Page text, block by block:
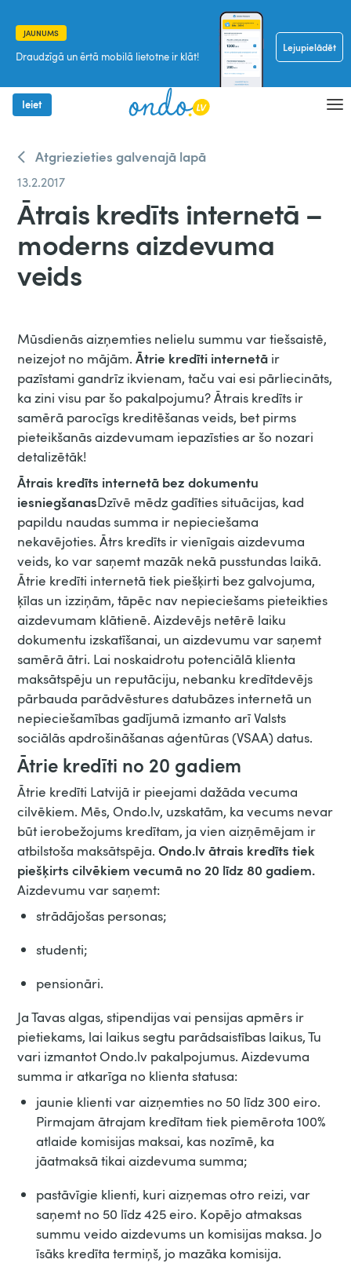
JAUNUMS
Draudzīgā un ērtā mobilā lietotne ir klāt!
Lejupielādēt
Ieiet
Atgriezieties galvenajā lapā
13.2.2017
Ātrais kredīts internetā –
moderns aizdevuma
veids
Mūsdienās aizņemties nelielu summu var tiešsaistē,
neizejot no mājām.Ātrie kredīti internetā ir
pazīstami gandrīz ikvienam, taču vai esi pārliecināts,
ka zini visu par šo pakalpojumu? Ātrais kredīts ir
samērā parocīgs kreditēšanas veids, bet pirms
pieteikšanās aizdevumam iepazīsties ar šo nozari
detalizētāk!
Ātrais kredīts internetā bez dokumentu
iesniegšanasDzīvē mēdz gadīties situācijas, kad
papildu naudas summa ir nepieciešama
nekavējoties. Ātrs kredīts ir vienīgais aizdevuma
veids, ko var saņemt mazāk nekā pusstundas laikā.
Ātrie kredīti internetā tiek piešķirti bez galvojuma,
ķīlas un izziņām, tāpēc nav nepieciešams pieteikties
aizdevumam klātienē. Aizdevējs netērē laiku
dokumentu izskatīšanai, un aizdevumu var saņemt
samērā ātri. Lai noskaidrotu potenciālā klienta
maksātspēju un reputāciju, nebanku kredītdevējs
pārbauda parādvēstures datubāzes internetā un
nepieciešamības gadījumā izmanto arī Valsts
sociālās apdrošināšanas aģentūras (VSAA) datus.
Ātrie kredīti no 20 gadiem
Ātrie kredīti Latvijā ir pieejami dažāda vecuma
cilvēkiem. Mēs, Ondo.lv, uzskatām, ka vecums nevar
būt ierobežojums kredītam, ja vien aizņēmējam ir
atbilstoša maksātspēja.Ondo.lv ātrais kredīts tiek
piešķirts cilvēkiem vecumā no 20 līdz 80 gadiem.
Aizdevumu var saņemt:
strādājošas personas;
studenti;
pensionāri.
Ja Tavas algas, stipendijas vai pensijas apmērs ir
pietiekams, lai laikus segtu parādsaistības laikus, Tu
vari izmantot Ondo.lv pakalpojumus.Aizdevuma
summa ir atkarīga no klienta statusa:
jaunie klienti var aizņemties no 50 līdz 300 eiro.
Pirmajam ātrajam kredītam tiek piemērota 100%
atlaide komisijas maksai, kas nozīmē, ka
jāatmaksā tikai aizdevuma summa;
pastāvīgie klienti, kuri aizņemas otro reizi, var
saņemt no 50 līdz 425 eiro. Kopējo atmaksas
summu veido aizdevums un komisijas maksa. Jo
īsāks kredīta termiņš, jo mazāka komisija.